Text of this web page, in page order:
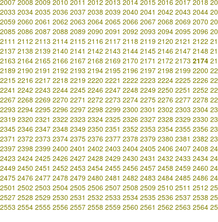
2007 2008 2009 2010 2011 2012 2013 2014 2015 2016 2017 2018
2033 2034 2035 2036 2037 2038 2039 2040 2041 2042 2043 2044
2059 2060 2061 2062 2063 2064 2065 2066 2067 2068 2069 2070
2085 2086 2087 2088 2089 2090 2091 2092 2093 2094 2095 2096
2111 2112 2113 2114 2115 2116 2117 2118 2119 2120 2121 2122
2137 2138 2139 2140 2141 2142 2143 2144 2145 2146 2147 2148
2163 2164 2165 2166 2167 2168 2169 2170 2171 2172 2173 2174
2189 2190 2191 2192 2193 2194 2195 2196 2197 2198 2199 2200
2215 2216 2217 2218 2219 2220 2221 2222 2223 2224 2225 2226
2241 2242 2243 2244 2245 2246 2247 2248 2249 2250 2251 2252
2267 2268 2269 2270 2271 2272 2273 2274 2275 2276 2277 2278
2293 2294 2295 2296 2297 2298 2299 2300 2301 2302 2303 2304
2319 2320 2321 2322 2323 2324 2325 2326 2327 2328 2329 2330
2345 2346 2347 2348 2349 2350 2351 2352 2353 2354 2355 2356
2371 2372 2373 2374 2375 2376 2377 2378 2379 2380 2381 2382
2397 2398 2399 2400 2401 2402 2403 2404 2405 2406 2407 2408
2423 2424 2425 2426 2427 2428 2429 2430 2431 2432 2433 2434
2449 2450 2451 2452 2453 2454 2455 2456 2457 2458 2459 2460
2475 2476 2477 2478 2479 2480 2481 2482 2483 2484 2485 2486
2501 2502 2503 2504 2505 2506 2507 2508 2509 2510 2511 2512
2527 2528 2529 2530 2531 2532 2533 2534 2535 2536 2537 2538
2553 2554 2555 2556 2557 2558 2559 2560 2561 2562 2563 2564